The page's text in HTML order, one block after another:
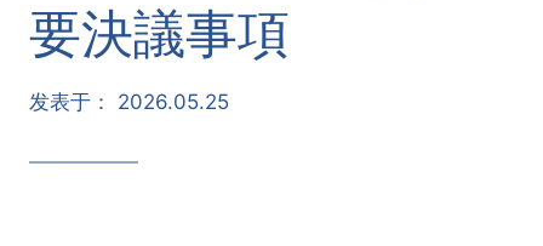
要決議事項
发表于： 2026.05.25